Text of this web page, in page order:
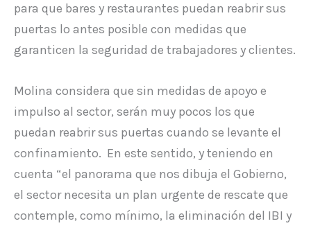
para que bares y restaurantes puedan reabrir sus
puertas lo antes posible con medidas que
garanticen la seguridad de trabajadores y clientes.
Molina considera que sin medidas de apoyo e
impulso al sector, serán muy pocos los que
puedan reabrir sus puertas cuando se levante el
confinamiento. En este sentido, y teniendo en
cuenta “el panorama que nos dibuja el Gobierno,
el sector necesita un plan urgente de rescate que
contemple, como mínimo, la eliminación del IBI y